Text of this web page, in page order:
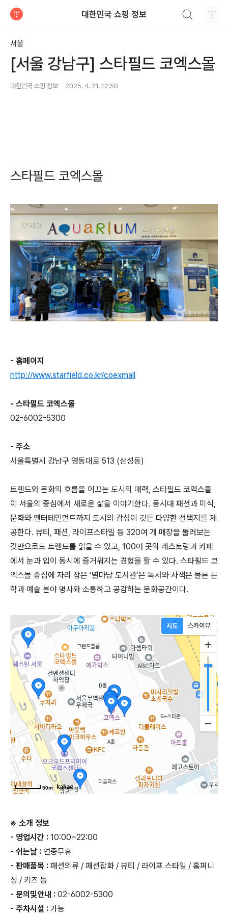
대한민국 쇼핑 정보
서울
[서울 강남구] 스타필드 코엑스몰
대한민국 쇼핑 정보 2025. 4. 21. 12:50
스타필드 코엑스몰
- 홈페이지
http://www.starfield.co.kr/coexmall
- 스타필드 코엑스몰
02-6002-5300
- 주소
서울특별시 강남구 영동대로 513 (삼성동)
트렌드와 문화의 흐름을 이끄는 도시의 매력, 스타필드 코엑스몰
이 서울의 중심에서 새로운 삶을 이야기한다. 동시대 패션과 미식,
문화와 엔터테인먼트까지 도시의 감성이 깃든 다양한 선택지를 제
공한다. 뷰티, 패션, 라이프스타일 등 320여 개 매장을 둘러보는
것만으로도 트렌드를 읽을 수 있고, 100여 곳의 레스토랑과 카페
에서 눈과 입이 동시에 즐거워지는 경험을 할 수 있다. 스타필드 코
엑스몰 중심에 자리 잡은 ‘별마당 도서관’은 독서와 사색은 물론 문
학과 예술 분야 명사와 소통하고 공감하는 문화공간이다.
50m
※ 소개 정보
- 영업시간 : 10:00~22:00
- 쉬는날 : 연중무휴
- 판매품목 : 패션의류 / 패션잡화 / 뷰티 / 라이프 스타일 / 홈퍼니
싱 / 키즈 등
- 문의및안내 : 02-6002-5300
- 주차시설 : 가능